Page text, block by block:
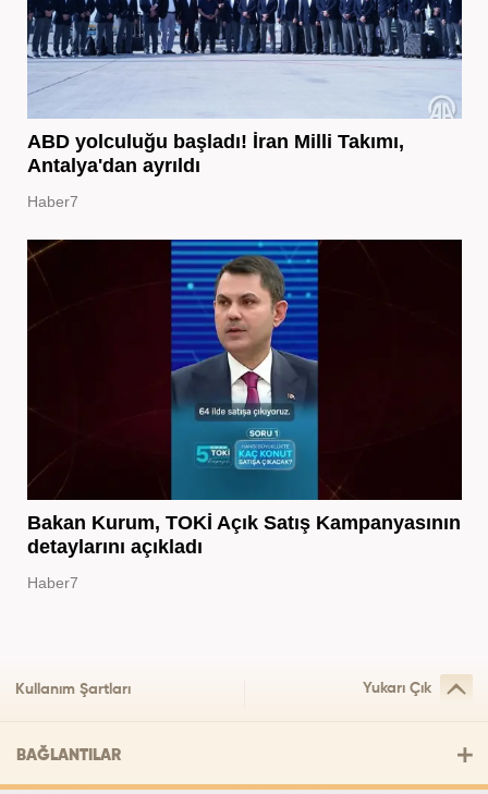
ABD yolculuğu başladı! İran Milli Takımı,
Antalya'dan ayrıldı
Haber7
Bakan Kurum, TOKİ Açık Satış Kampanyasının
detaylarını açıkladı
Haber7
Kullanım Şartları Yukarı Çık
BAĞLANTILAR